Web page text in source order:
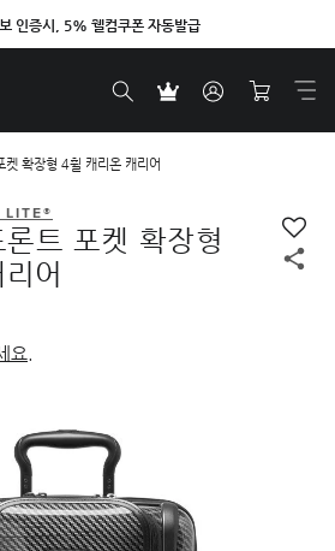
인증시, 5% 웰컴쿠폰 자동발급
켓 확장형 4휠 캐리온 캐리어
LITE®
트 포켓 확장형
어
요.